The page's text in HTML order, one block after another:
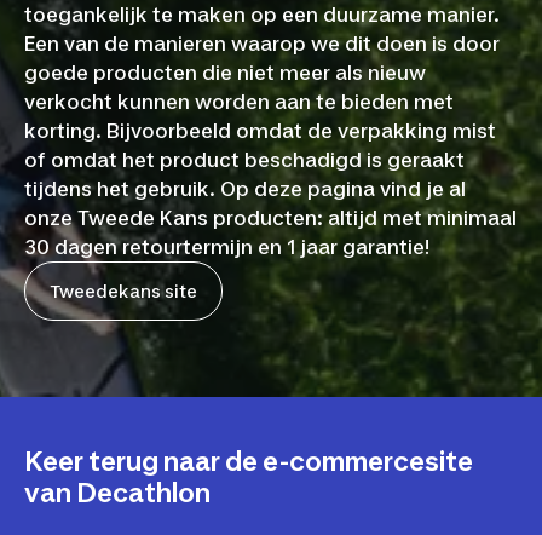
toegankelijk te maken op een duurzame manier.
Een van de manieren waarop we dit doen is door
goede producten die niet meer als nieuw
verkocht kunnen worden aan te bieden met
korting. Bijvoorbeeld omdat de verpakking mist
of omdat het product beschadigd is geraakt
tijdens het gebruik. Op deze pagina vind je al
onze Tweede Kans producten: altijd met minimaal
30 dagen retourtermijn en 1 jaar garantie!
Tweedekans site
Keer terug naar de e-commercesite
van Decathlon